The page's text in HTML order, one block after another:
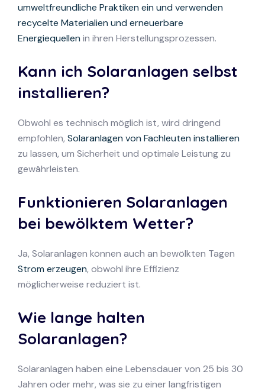
umweltfreundliche Praktiken ein und verwenden
recycelte Materialien und erneuerbare
Energiequellen in ihren Herstellungsprozessen.
Kann ich Solaranlagen selbst
installieren?
Obwohl es technisch möglich ist, wird dringend
empfohlen, Solaranlagen von Fachleuten installieren
zu lassen, um Sicherheit und optimale Leistung zu
gewährleisten.
Funktionieren Solaranlagen
bei bewölktem Wetter?
Ja, Solaranlagen können auch an bewölkten Tagen
Strom erzeugen, obwohl ihre Effizienz
möglicherweise reduziert ist.
Wie lange halten
Solaranlagen?
Solaranlagen haben eine Lebensdauer von 25 bis 30
Jahren oder mehr, was sie zu einer langfristigen